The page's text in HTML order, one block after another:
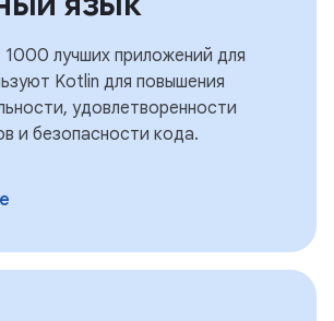
1000 лучших приложений для
Kotlin для повышения
удовлетворенности
и безопасности кода.